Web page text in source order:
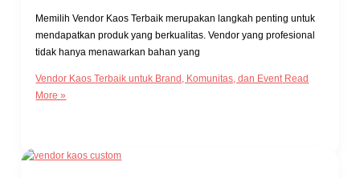
Memilih Vendor Kaos Terbaik merupakan langkah penting untuk
mendapatkan produk yang berkualitas. Vendor yang profesional
tidak hanya menawarkan bahan yang
Vendor Kaos Terbaik untuk Brand, Komunitas, dan EventRead
More »